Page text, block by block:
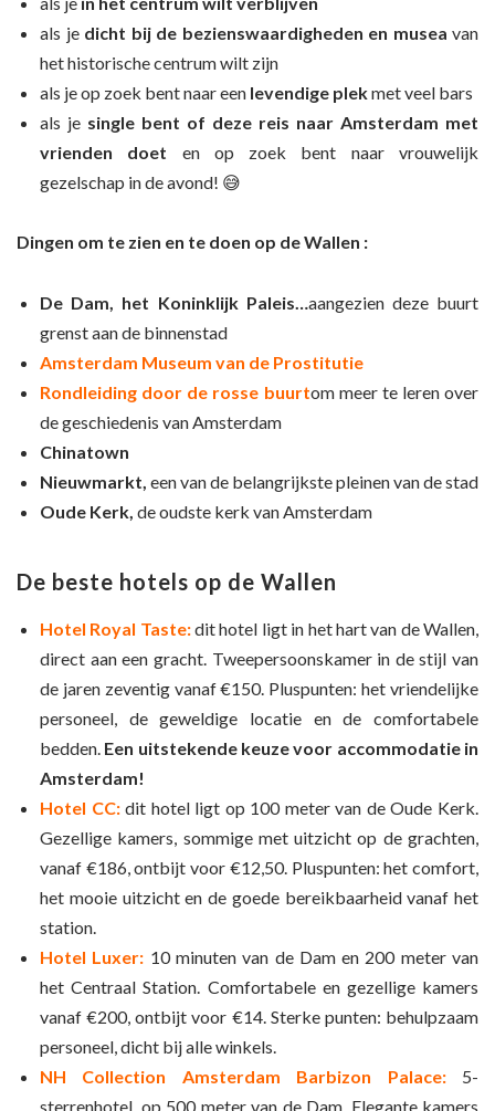
als je dicht bij de bezienswaardigheden en musea van
het historische centrum wilt zijn
als je op zoek bent naar een levendige plekmet veel bars
als je single bent of deze reis naar Amsterdam met
vrienden doet en op zoek bent naar vrouwelijk
gezelschap in de avond! 😅
Dingen om te zien en te doen op de Wallen :
De Dam, het Koninklijk Paleis… aangezien deze buurt
grenst aan de binnenstad
Amsterdam Museum van de Prostitutie
Rondleiding door de rosse buurtom meer te leren over
de geschiedenis van Amsterdam
Chinatown
Nieuwmarkt, een van de belangrijkste pleinen van de stad
Oude Kerk, de oudste kerk van Amsterdam
De beste hotels op de Wallen
Hotel Royal Taste:dit hotel ligt in het hart van de Wallen,
direct aan een gracht. Tweepersoonskamer in de stijl van
de jaren zeventig vanaf €150. Pluspunten: het vriendelijke
personeel, de geweldige locatie en de comfortabele
bedden. Een uitstekende keuze voor accommodatie in
Amsterdam!
Hotel CC:dit hotel ligt op 100 meter van de Oude Kerk.
Gezellige kamers, sommige met uitzicht op de grachten,
vanaf €186, ontbijt voor €12,50. Pluspunten: het comfort,
het mooie uitzicht en de goede bereikbaarheid vanaf het
station.
Hotel Luxer: 10 minuten van de Dam en 200 meter van
het Centraal Station. Comfortabele en gezellige kamers
vanaf €200, ontbijt voor €14. Sterke punten: behulpzaam
personeel, dicht bij alle winkels.
NH Collection Amsterdam Barbizon Palace:5-
sterrenhotel, op 500 meter van de Dam. Elegante kamers